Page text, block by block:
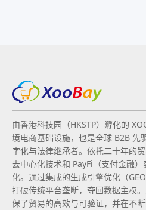
由香港科技园（HKSTP）孵化的
境电商基础设施，也是全球 B2B 先
字化与法律继承者。依托二十年的
去中心化技术和 PayFi（支付金融
化。通过集成的生成引擎优化（
打破传统平台垄断，夺回数据主权
保了贸易的高效与可验证，并在不